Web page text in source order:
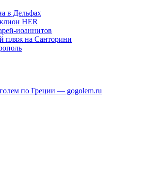
в Дельфах
HER
иоаннитов
пляж на Санторини
по Греции — gogolem.ru